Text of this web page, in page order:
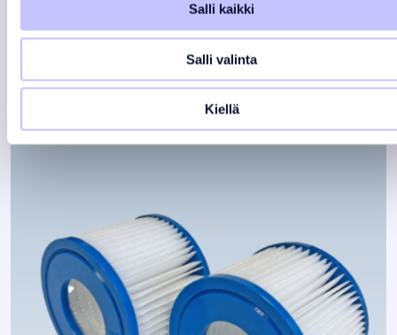
Salli kaikki
Salli valinta
Kiellä
Ulkoporealtaan suodatin SC758
Varastotilanne:
Varastossa